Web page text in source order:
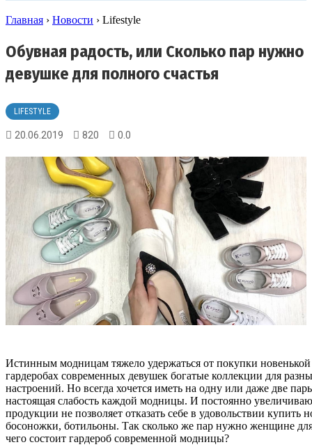
Главная › Новости › Lifestyle
Обувная радость, или Сколько пар нужно
девушке для полного счастья
LIFESTYLE
20.06.2019 820 0.0
Истинным модницам тяжело удержаться от покупки
гардеробах современных девушек богатые коллекции для
настроений. Но всегда хочется иметь на одну или даже две
настоящая слабость каждой модницы. И постоянно
продукции не позволяет отказать себе в удовольствии купить
босоножки, ботильоны. Так сколько же пар нужно женщине
чего состоит гардероб современной модницы?